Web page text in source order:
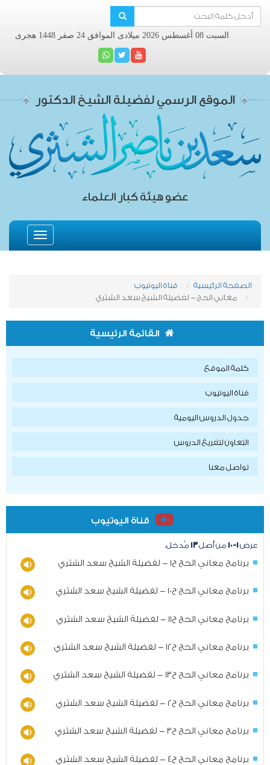
السبت 08 أغسطس 2026 ميلادى الموافق 24 صفر 1448 هجرى
الموقع الرسمي لفضيلة الشيخ الدكتور
عضو هيئة كبار العلماء
Toggle
navigation
الصفحة الرئيسية
قناة اليوتيوب
معاني الحج - لفضيلة الشيخ سعد الشثري
القائمة الرئيسية
كلمة الموقع
قناة اليوتيوب
جدول الدروس اليومية
التعاون لتفريغ الدروس
تواصل معنا
قناة اليوتيوب
عرض١-١٠ من أصل١٣ مُدخل.
برنامج معاني الحج ح1 - لفضيلة الشيخ سعد الشثري
برنامج معاني الحج ح10 - لفضيلة الشيخ سعد الشثري
برنامج معاني الحج ح11 - لفضيلة الشيخ سعد الشثري
برنامج معاني الحج ح12 - لفضيلة الشيخ سعد الشثري
برنامج معاني الحج ح13 - لفضيلة الشيخ سعد الشثري
برنامج معاني الحج ح2 - لفضيلة الشيخ سعد الشثري
برنامج معاني الحج ح3 - لفضيلة الشيخ سعد الشثري
برنامج معاني الحج ح4 - لفضيلة الشيخ سعد الشثري